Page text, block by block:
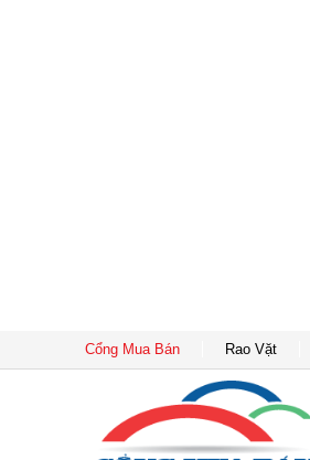
Cổng Mua Bán Rao Vặt